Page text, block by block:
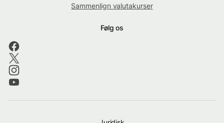
Sammenlign valutakurser
Følg os